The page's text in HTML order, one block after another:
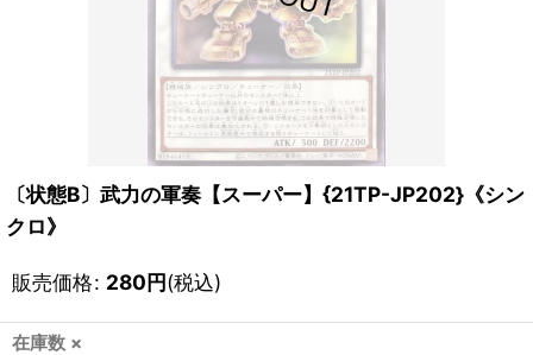
〔状態B〕武力の軍奏【スーパー】{21TP-JP202}《シン
クロ》
販売価格: 280円(税込)
在庫数 ×